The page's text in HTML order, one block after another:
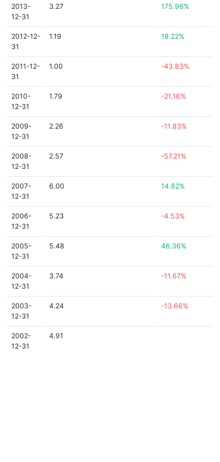
2013-
12-31
3.27 175.96%
2012-12-
31
1.19 18.22%
2011-12-
31
1.00 -43.83%
2010-
12-31
1.79 -21.16%
2009-
12-31
2.26 -11.83%
2008-
12-31
2.57 -57.21%
2007-
12-31
6.00 14.82%
2006-
12-31
5.23 -4.53%
2005-
12-31
5.48 46.36%
2004-
12-31
3.74 -11.67%
2003-
12-31
4.24 -13.66%
2002-
12-31
4.91